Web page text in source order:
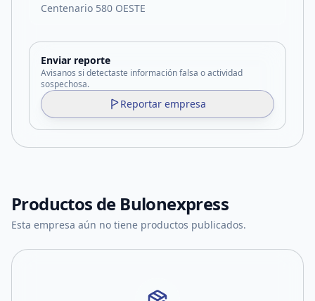
Centenario 580 OESTE
Enviar reporte
Avisanos si detectaste información falsa o actividad
sospechosa.
Reportar empresa
Productos de Bulonexpress
Esta empresa aún no tiene productos publicados.